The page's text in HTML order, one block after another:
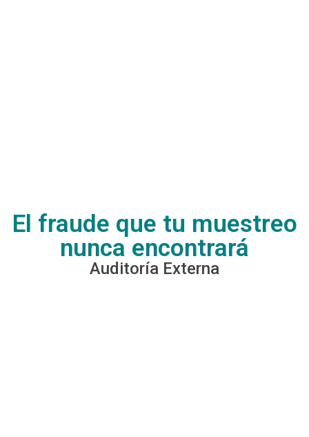
El fraude que tu muestreo
nunca encontrará
Auditoría Externa